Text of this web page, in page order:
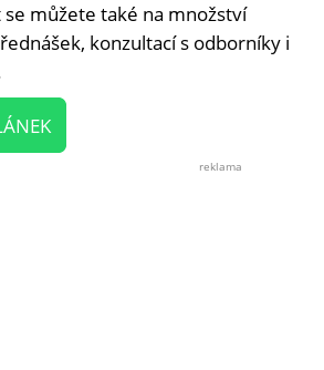
můžete také na množství
konzultací s odborníky i
reklama